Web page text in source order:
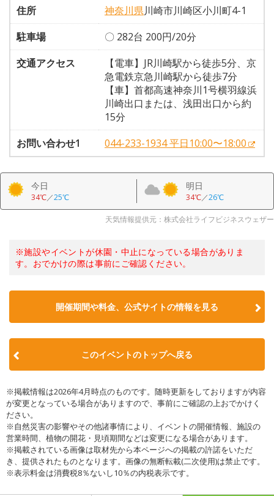
住所
神奈川県川崎市川崎区小川町4-1
駐車場
〇 282台 200円/20分
交通アクセス
【電車】JR川崎駅から徒歩5分、京
急電鉄京急川崎駅から徒歩7分
【車】首都高速神奈川1号横羽線浜
川崎出口または、浅田出口から約
15分
お問い合わせ1
044-233-1934 平日10:00〜18:00
今日
34℃／25℃
明日
34℃／26℃
天気情報提供元：株式会社ライフビジネスウェザー
※施設やイベントが休園・中止になっている場合がありま
す。おでかけの際は事前にご確認ください。
開催期間や料金、公式サイトの情報を見る
このイベントのトップへ戻る
※掲載情報は2026年4月時点のものです。随時更新をしておりますが内容
が変更となっている場合がありますので、事前にご確認の上おでかけく
ださい。
※自然災害の影響やその他諸事情により、イベントの開催情報、施設の
営業時間、植物の開花・見頃期間などは変更になる場合があります。
※掲載されている画像は取材先から本ページへの掲載の許諾をいただ
き、提供されたものとなります。画像の無断転載(二次使用)は禁止です。
※表示料金は消費税8％ないし10％の内税表示です。